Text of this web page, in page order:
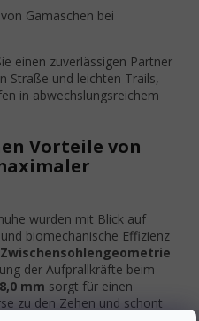
Gamaschen bei
einen zuverlässigen Partner
Straße und leichten Trails,
in abwechslungsreichem
Vorteile von
wurden mit Blick auf
biomechanische Effizienz
Zwischensohlengeometrie
der Aufprallkräfte beim
mm sorgt für einen
zu den Zehen und schont